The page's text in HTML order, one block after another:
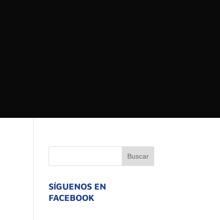
SÍGUENOS EN
FACEBOOK